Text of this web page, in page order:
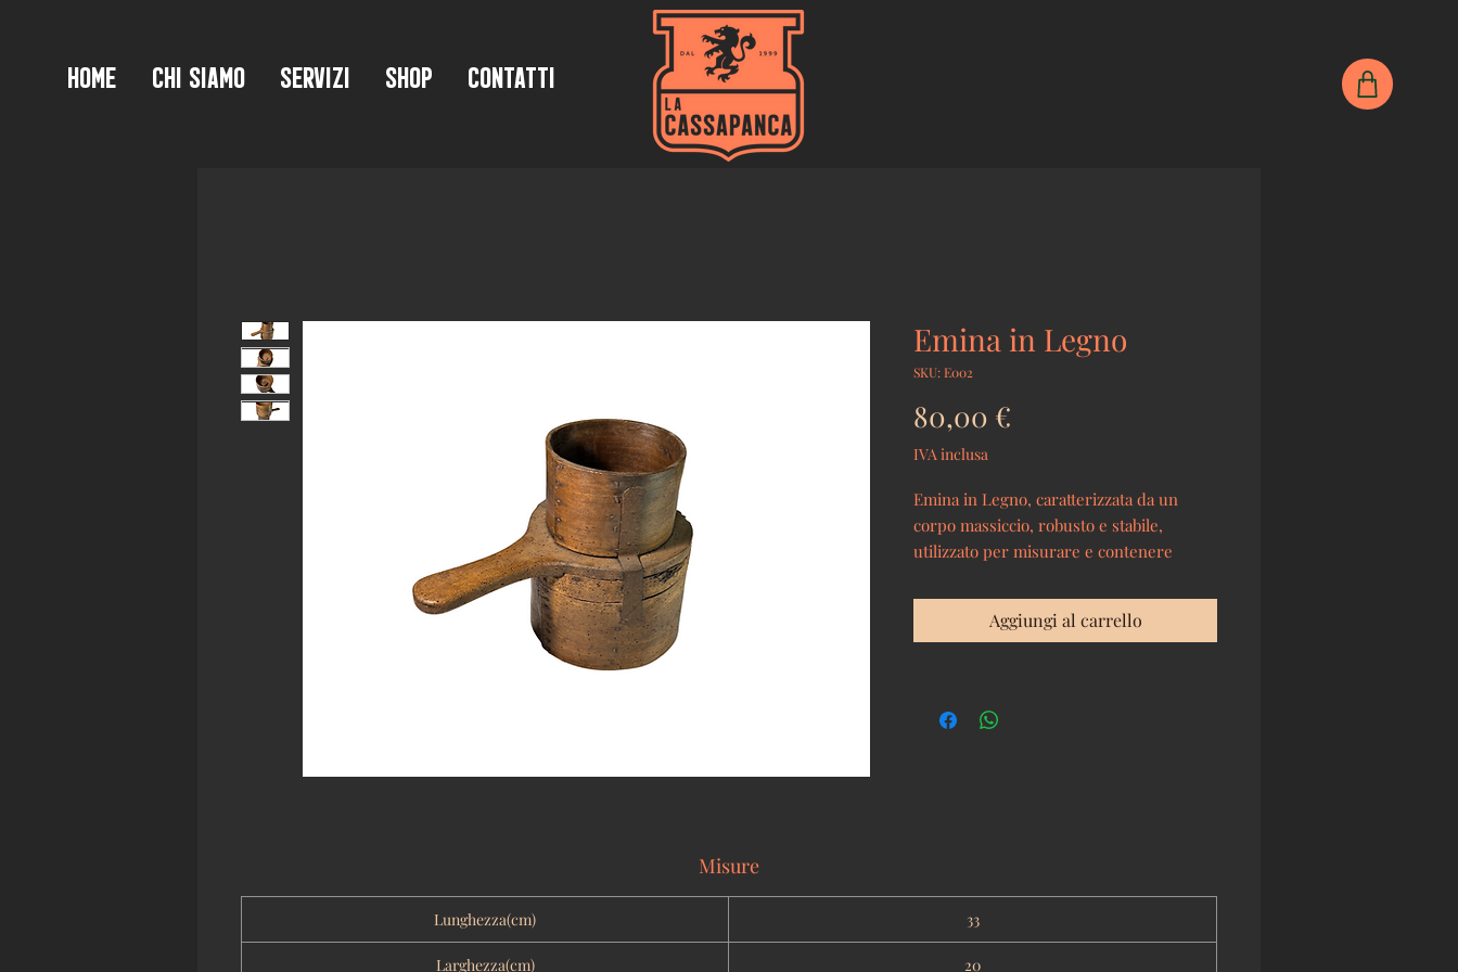
HOME CHI SIAMO SERVIZI SHOP Contatti
Emina in Legno
SKU: E002
80,00 €
IVA inclusa
Emina in Legno, caratterizzata da un
corpo massiccio, robusto e stabile,
utilizzato per misurare e contenere
per la presa ed è un oggetto tipico della
cultura contadina.Aggiungi al carrello
Misure
Lunghezza(cm) 33
Larghezza(cm) 20